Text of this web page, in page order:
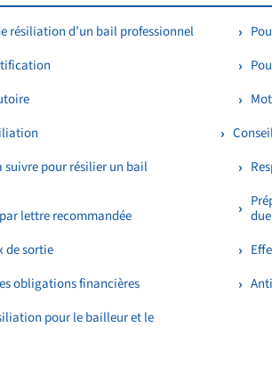
résiliation d’un bail professionnel
suivre pour résilier un bail
lettre recommandée
de sortie
obligations financières
pour le bailleur et le